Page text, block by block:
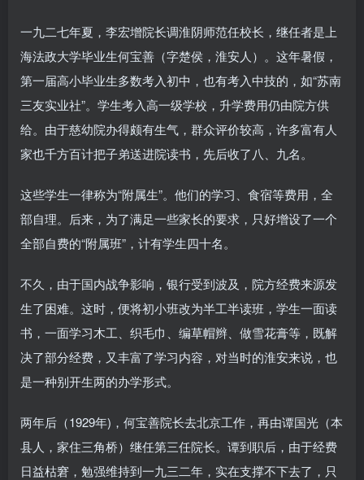
一九二七年夏，李宏增院长调淮阴师范任校长，继任者是上
海法政大学毕业生何宝善（字楚侯，淮安人）。这年暑假，
第一届高小毕业生多数考入初中，也有考入中技的，如“苏南
三友实业社”。学生考入高一级学校，升学费用仍由院方供
给。由于慈幼院办得颇有生气，群众评价较高，许多富有人
家也千方百计把子弟送进院读书，先后收了八、九名。
这些学生一律称为“附属生”。他们的学习、食宿等费用，全
部自理。后来，为了满足一些家长的要求，只好增设了一个
全部自费的“附属班”，计有学生四十名。
不久，由于国内战争影响，银行受到波及，院方经费来源发
生了困难。这时，便将初小班改为半工半读班，学生一面读
书，一面学习木工、织毛巾、编草帽辫、做雪花膏等，既解
决了部分经费，又丰富了学习内容，对当时的淮安来说，也
是一种别开生两的办学形式。
两年后（1929年)，何宝善院长去北京工作，再由谭国光（本
县人，家住三角桥）继任第三任院长。谭到职后，由于经费
日益枯窘，勉强维持到一九三二年，实在支撑不下去了，只